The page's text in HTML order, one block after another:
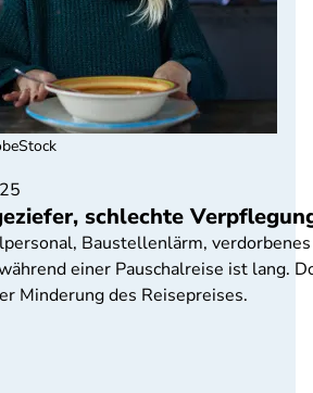
schlechte
Baustellenlärm,
einer Pauschalreise ist lang.
Minderung des Reisepreises.